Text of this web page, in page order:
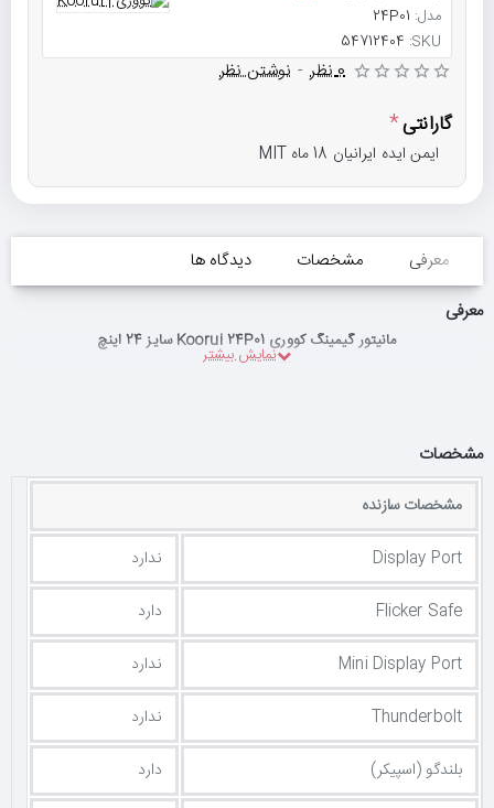
مدل: 24P01
SKU:
54712404
0 نظر - نوشتن نظر
گارانتی
ایمن ایده ایرانیان 18 ماه MIT
معرفی مشخصات
دیدگاه ها
معرفی
مانیتور گیمینگ کووری Koorui 24P01 سایز 24 اینچ
مشخصات
مشخصات سازنده
Display Port
ندارد
Flicker Safe
دارد
Mini Display Port
ندارد
Thunderbolt
ندارد
بلندگو (اسپیکر)
دارد